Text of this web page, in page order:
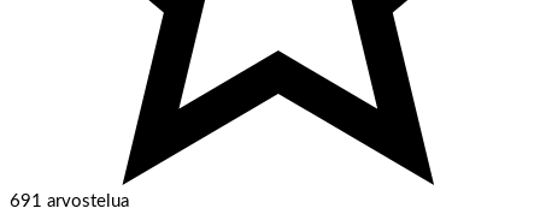
691 arvostelua